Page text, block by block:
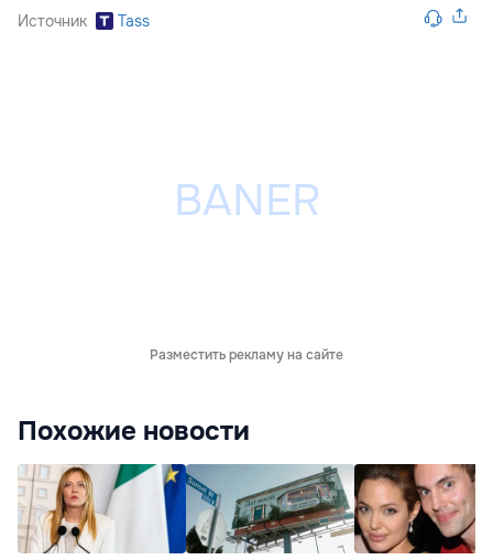
Источник Tass
Разместить рекламу на сайте
Похожие новости